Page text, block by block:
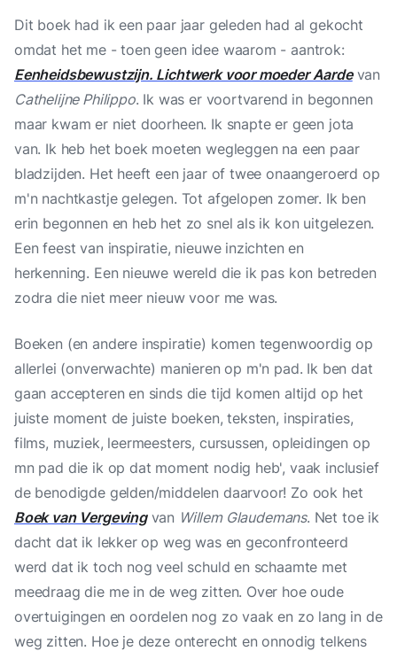
Dit boek had ik een paar jaar geleden had al gekocht
omdat het me - toen geen idee waarom - aantrok:
Eenheidsbewustzijn. Lichtwerk voor moeder Aardevan
Cathelijne Philippo. Ik was er voortvarend in begonnen
maar kwam er niet doorheen. Ik snapte er geen jota
van. Ik heb het boek moeten wegleggen na een paar
bladzijden. Het heeft een jaar of twee onaangeroerd op
m'n nachtkastje gelegen. Tot afgelopen zomer. Ik ben
erin begonnen en heb het zo snel als ik kon uitgelezen.
Een feest van inspiratie, nieuwe inzichten en
herkenning. Een nieuwe wereld die ik pas kon betreden
zodra die niet meer nieuw voor me was.
Boeken (en andere inspiratie) komen tegenwoordig op
allerlei (onverwachte) manieren op m'n pad. Ik ben dat
gaan accepteren en sinds die tijd komen altijd op het
juiste moment de juiste boeken, teksten, inspiraties,
films, muziek, leermeesters, cursussen, opleidingen op
mn pad die ik op dat moment nodig heb', vaak inclusief
de benodigde gelden/middelen daarvoor! Zo ook het
Boek van Vergevingvan Willem Glaudemans. Net toe ik
dacht dat ik lekker op weg was en geconfronteerd
werd dat ik toch nog veel schuld en schaamte met
meedraag die me in de weg zitten. Over hoe oude
overtuigingen en oordelen nog zo vaak en zo lang in de
weg zitten. Hoe je deze onterecht en onnodig telkens